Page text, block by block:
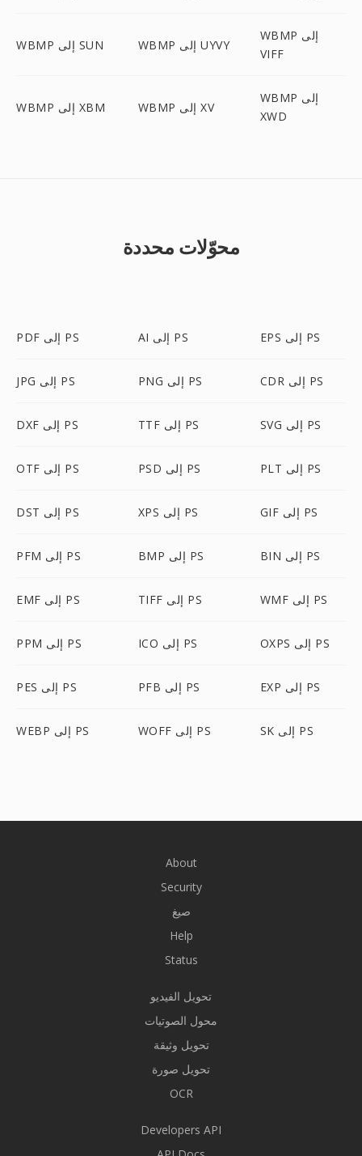
WBMP إلى SUN WBMP إلى UYVY
WBMP إلى
VIFF
WBMP إلى XBM WBMP إلى XV
WBMP إلى
XWD
محوّلات محددة
PDF إلى PS AI إلى PS EPS إلى PS
JPG إلى PS PNG إلى PS CDR إلى PS
DXF إلى PS TTF إلى PS SVG إلى PS
OTF إلى PS PSD إلى PS PLT إلى PS
DST إلى PS XPS إلى PS GIF إلى PS
PFM إلى PS BMP إلى PS BIN إلى PS
EMF إلى PS TIFF إلى PS WMF إلى PS
PPM إلى PS ICO إلى PS OXPS إلى PS
PES إلى PS PFB إلى PS EXP إلى PS
WEBP إلى PS WOFF إلى PS SK إلى PS
About
Security
صيغ
Help
Status
تحويل الفيديو
محول الصوتيات
تحويل وثيقة
تحويل صورة
OCR
Developers API